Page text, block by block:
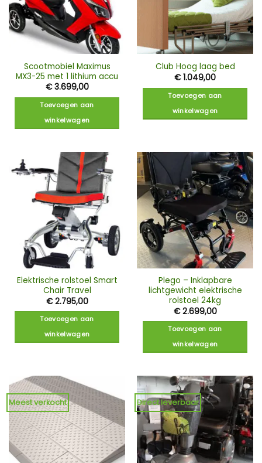
worden
op
de
productpagina
Scootmobiel Maximus
MX3-25 met 1 lithium accu
€3.699,00
Toevoegen aan
winkelwagen
Club Hoog laag bed
€1.049,00
Toevoegen aan
winkelwagen
Elektrische rolstoel Smart
Chair Travel
€2.795,00
Toevoegen aan
winkelwagen
Plego – Inklapbare
lichtgewicht elektrische
rolstoel 24kg
€2.699,00
Toevoegen aan
winkelwagen
Meest verkocht Direct leverbaar